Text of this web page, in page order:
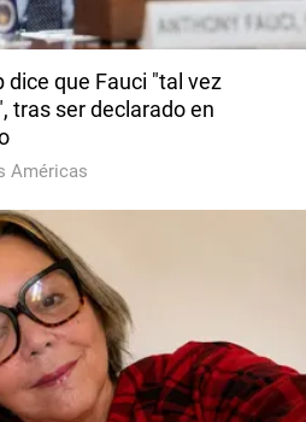
dice que Fauci "tal vez
tras ser declarado en
Américas